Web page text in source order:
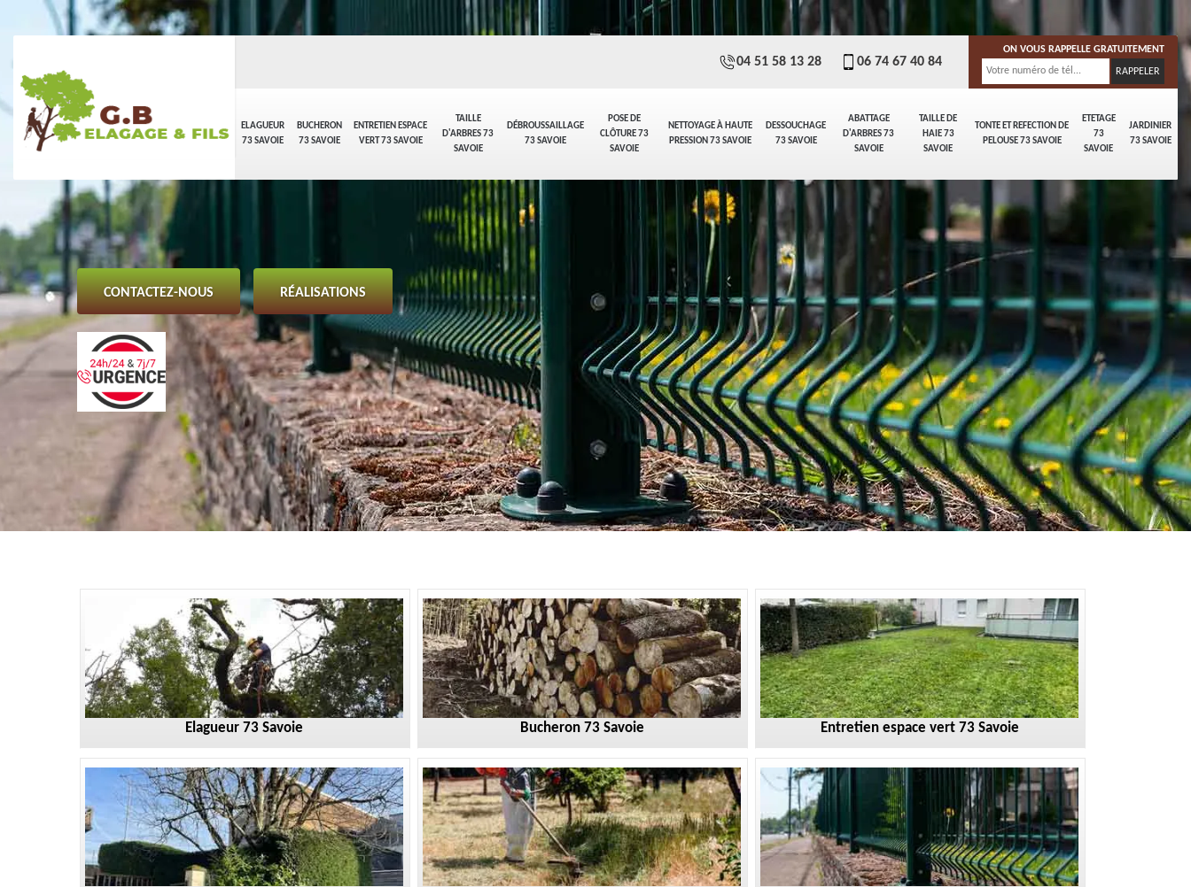
ELAGUEUR
73 SAVOIE
BUCHERON
73 SAVOIE
ENTRETIEN ESPACE
VERT 73 SAVOIE
TAILLE
D'ARBRES 73
SAVOIE
DÉBROUSSAILLAGE
73 SAVOIE
POSE DE
CLÔTURE 73
SAVOIE
NETTOYAGE À HAUTE
PRESSION 73 SAVOIE
DESSOUCHAGE
73 SAVOIE
ABATTAGE
D'ARBRES 73
SAVOIE
TAILLE DE
HAIE 73
SAVOIE
TONTE ET REFECTION DE
PELOUSE 73 SAVOIE
ETETAGE
73
SAVOIE
JARDINIER
73 SAVOIE
04 51 58 13 28 06 74 67 40 84
ON VOUS RAPPELLE GRATUITEMENT
CONTACTEZ-NOUS RÉALISATIONS
Elagueur 73 Savoie Bucheron 73 Savoie Entretien espace vert 73 Savoie